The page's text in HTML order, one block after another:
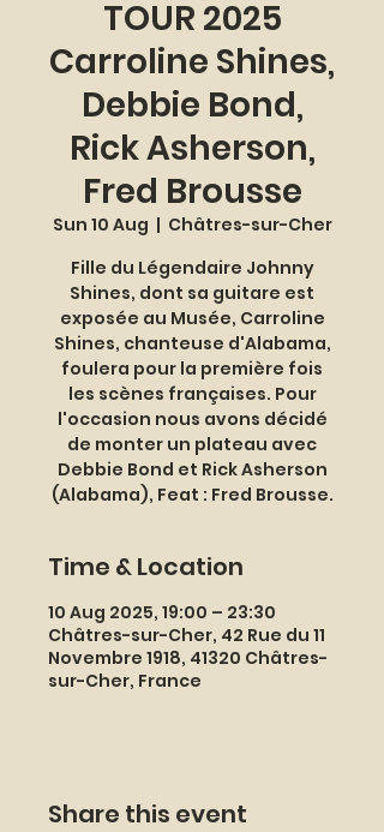
TOUR 2025
Carroline Shines,
Debbie Bond,
Rick Asherson,
Fred Brousse
Sun 10 Aug
  |
Châtres-sur-Cher
Fille du Légendaire Johnny
Shines, dont sa guitare est
exposée au Musée, Carroline
Shines, chanteuse d'Alabama,
foulera pour la première fois
les scènes françaises. Pour
l'occasion nous avons décidé
de monter un plateau avec
Debbie Bond et Rick Asherson
(Alabama), Feat : Fred Brousse.
Time & Location
10 Aug 2025, 19:00 – 23:30
Châtres-sur-Cher, 42 Rue du 11
Novembre 1918, 41320 Châtres-
sur-Cher, France
Share this event